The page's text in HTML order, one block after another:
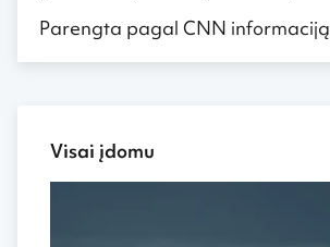
Parengta pagal CNN informaciją
Visai įdomu